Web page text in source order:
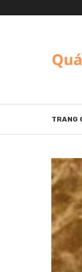
TRANG